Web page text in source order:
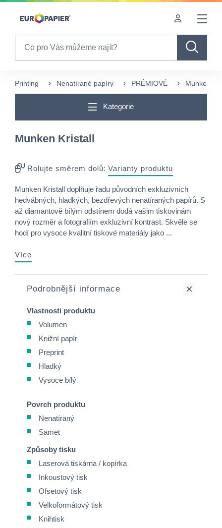
Table Of Content
Často nakupované s tímto produktem
Printing Nenatírané papíry PRÉMIOVÉ Munken
Kategorie
Munken Kristall
Rolujte směrem dolů: Varianty produktu
Munken Kristall doplňuje řadu původních exkluzivních
hedvábných, hladkých, bezdřevých nenatíraných papírů. S
až diamantově bílým odstínem dodá vašim tiskovinám
nový rozměr a fotografiím exkluzivní kontrast. Skvěle se
hodí pro vysoce kvalitní tiskové materiály jako ...
Více
Podrobnější informace
Vlastnosti produktu
Volumen
Knižní papír
Preprint
Hladký
Vysoce bílý
Povrch produktu
Nenatíraný
Samet
Způsoby tisku
Laserová tiskárna / kopírka
Inkoustový tisk
Ofsetový tisk
Velkoformátový tisk
Knihtisk